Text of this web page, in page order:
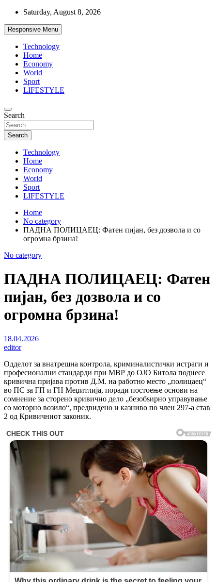
Skip
content
Saturday, August 8, 2026
Responsive Menu
Technology
Home
Economy
World
Sport
LIFESTYLE
d7-news.com
News
Search
Search
Technology
Home
Economy
World
Sport
LIFESTYLE
Home
No category
ПАДНА ПОЛИЦАЕЦ: Фатен пијан, без дозвола и со
огромна брзина!
No category
ПАДНА ПОЛИЦАЕЦ: Фатен
пијан, без дозвола и со
огромна брзина!
18.04.2026
editor
Одделот за внатрешна контрола, криминалистички истраги и
професионални стандарди при МВР до ОЈО Битола поднесе
кривична пријава против Д.М. на работно место „полицаец“
во ПС за ГП и ГН Меџитлија, поради постоење основи на
сомнение за сторено кривично дело „безобѕирно управување
со моторно возило“, предвидено и казниво по член 297-а став
2 од Кривичниот законик.